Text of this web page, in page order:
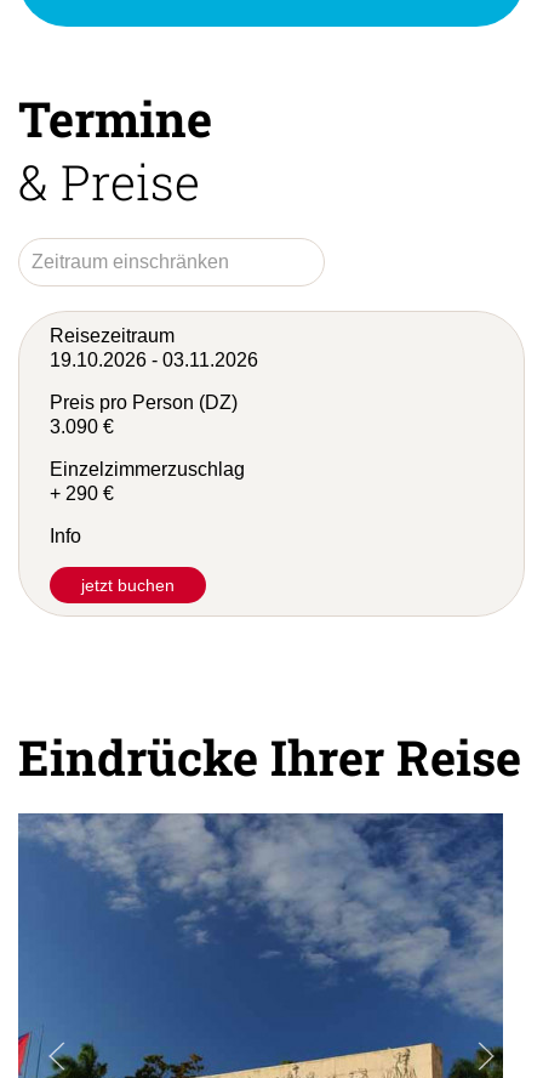
Termine
& Preise
Reisezeitraum
Preis pro Person (DZ)
Einzelzimmerzuschlag
Info
jetzt buchen
Eindrücke Ihrer Reise